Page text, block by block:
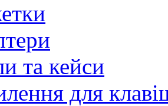
та кейси
для